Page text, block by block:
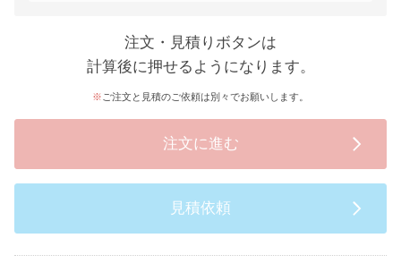
注文・見積りボタンは
計算後に押せるようになります。
ご注文と見積のご依頼は別々でお願いします。
注文に進む
見積依頼